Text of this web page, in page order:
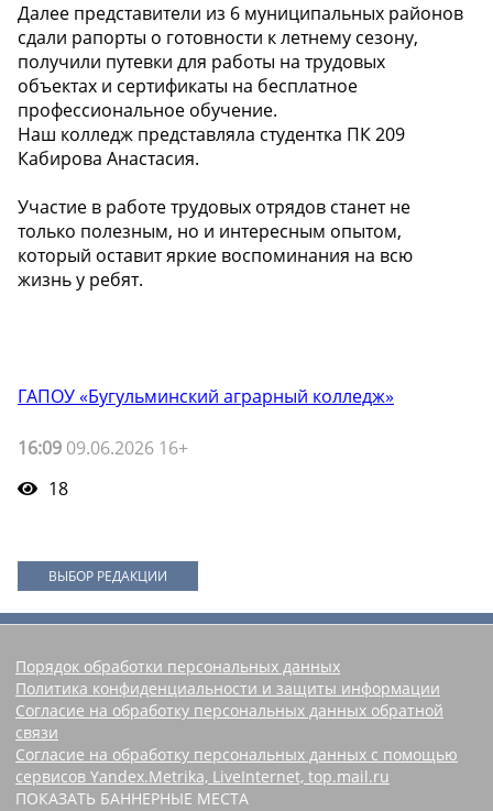
Далее представители из 6 муниципальных районов
сдали рапорты о готовности к летнему сезону,
получили путевки для работы на трудовых
объектах и сертификаты на бесплатное
профессиональное обучение.
Наш колледж представляла студентка ПК 209
Кабирова Анастасия.
Участие в работе трудовых отрядов станет не
только полезным, но и интересным опытом,
который оставит яркие воспоминания на всю
жизнь у ребят.
ГАПОУ «Бугульминский аграрный колледж»
16:09 09.06.2026 16+
18
ВЫБОР РЕДАКЦИИ
Порядок обработки персональных данных
Политика конфиденциальности и защиты информации
Согласие на обработку персональных данных обратной
связи
Согласие на обработку персональных данных с помощью
сервисов Yandex.Metrika, LiveInternet, top.mail.ru
ПОКАЗАТЬ БАННЕРНЫЕ МЕСТА